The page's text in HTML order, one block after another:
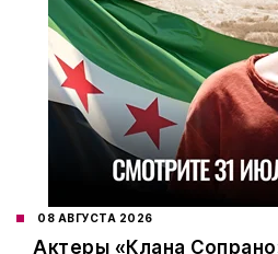
08 АВГУСТА 2026
Актеры «Клана